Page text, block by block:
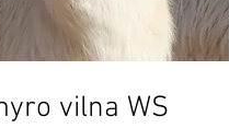
vilna WS